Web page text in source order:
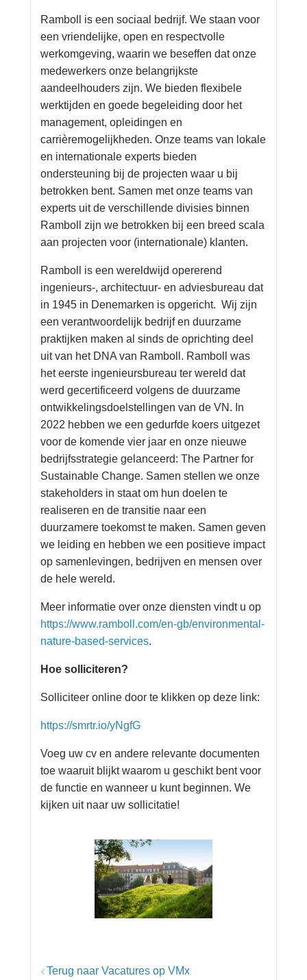
Ramboll is een sociaal bedrijf. We staan voor
een vriendelijke, open en respectvolle
werkomgeving, waarin we beseffen dat onze
medewerkers onze belangrijkste
aandeelhouders zijn. We bieden flexibele
werktijden en goede begeleiding door het
management, opleidingen en
carrièremogelijkheden. Onze teams van lokale
en internationale experts bieden
ondersteuning bij de projecten waar u bij
betrokken bent. Samen met onze teams van
experts uit de verschillende divisies binnen
Ramboll zijn we betrokken bij een breed scala
aan projecten voor (internationale) klanten.
Ramboll is een wereldwijd opererend
ingenieurs-, architectuur- en adviesbureau dat
in 1945 in Denemarken is opgericht. Wij zijn
een verantwoordelijk bedrijf en duurzame
praktijken maken al sinds de oprichting deel
uit van het DNA van Ramboll. Ramboll was
het eerste ingenieursbureau ter wereld dat
werd gecertificeerd volgens de duurzame
ontwikkelingsdoelstellingen van de VN. In
2022 hebben we een gedurfde koers uitgezet
voor de komende vier jaar en onze nieuwe
bedrijfsstrategie gelanceerd: The Partner for
Sustainable Change. Samen stellen we onze
stakeholders in staat om hun doelen te
realiseren en de transitie naar een
duurzamere toekomst te maken. Samen geven
we leiding en hebben we een positieve impact
op samenlevingen, bedrijven en mensen over
de hele wereld.
Meer informatie over onze diensten vindt u op
https://www.ramboll.com/en-gb/environmental-
nature-based-services.
Hoe solliciteren?
Solliciteer online door te klikken op deze link:
https://smrtr.io/yNgfG
Voeg uw cv en andere relevante documenten
toe waaruit blijkt waarom u geschikt bent voor
de functie en wanneer u kunt beginnen. We
kijken uit naar uw sollicitatie!
Terug naar Vacatures op VMx